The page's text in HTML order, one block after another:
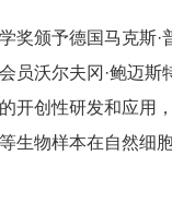
颁予德国马克斯·
员沃尔夫冈·鲍迈斯
开创性研发和应用
生物样本在自然细